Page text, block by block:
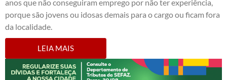
anos que não conseguiram emprego por não ter experiência,
porque são jovens ou idosas demais para o cargo ou ficam fora
da localidade.
LEIA MAIS